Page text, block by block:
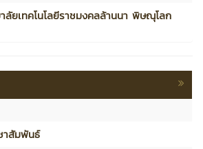
ลัยเทคโนโลยีราชมงคลล้านนา พิษณุโลก
าสัมพันธ์